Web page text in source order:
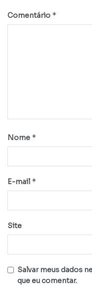
Comentário *
Nome *
E-mail *
Site
Salvar meus dados
que eu comentar.